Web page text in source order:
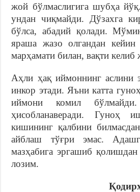
жой бўлмаслигига шубҳа
ундан чиқмайди. Дўзахга
бўлса, абадий қолади.
яраша жазо олгандан
марҳамати билан, вақти келиб
Аҳли ҳақ иймоннинг аслини
инкор этади. Яъни катта
иймони комил
ҳисобланаверади. Гуноҳ
кишининг қалбини
айблаш тўғри эмас.
мазҳабига эргашиб
лозим.